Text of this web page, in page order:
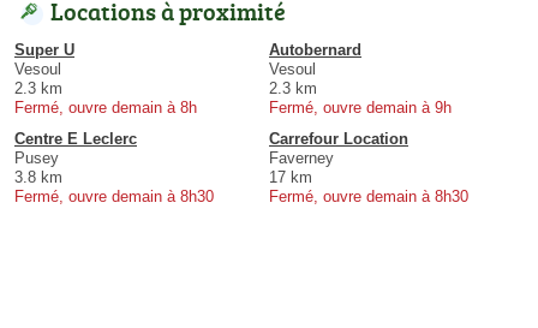
Locations à proximité
Super U
Vesoul
2.3 km
Fermé, ouvre demain à 8h
Autobernard
Vesoul
2.3 km
Fermé, ouvre demain à 9h
Centre E Leclerc
Pusey
3.8 km
Fermé, ouvre demain à 8h30
Carrefour Location
Faverney
17 km
Fermé, ouvre demain à 8h30